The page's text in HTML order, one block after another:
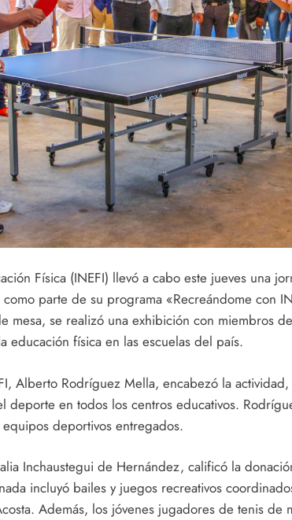
Física (INEFI) llevó a cabo este jueves una
parte de su programa «Recreándome con
mesa, se realizó una exhibición con miembros
educación física en las escuelas del país.
Alberto Rodríguez Mella, encabezó la
deporte en todos los centros educativos.
deportivos entregados.
Inchaustegui de Hernández, calificó la
incluyó bailes y juegos recreativos
Además, los jóvenes jugadores de tenis de